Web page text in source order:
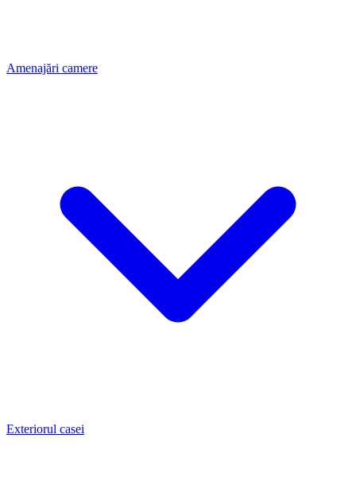
Amenajări camere
Exteriorul casei